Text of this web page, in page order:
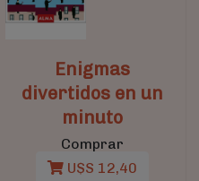
Enigmas
divertidos en un
minuto
Comprar
U$S 12,40